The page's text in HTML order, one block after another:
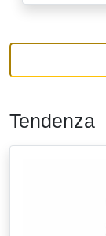
Tendenza